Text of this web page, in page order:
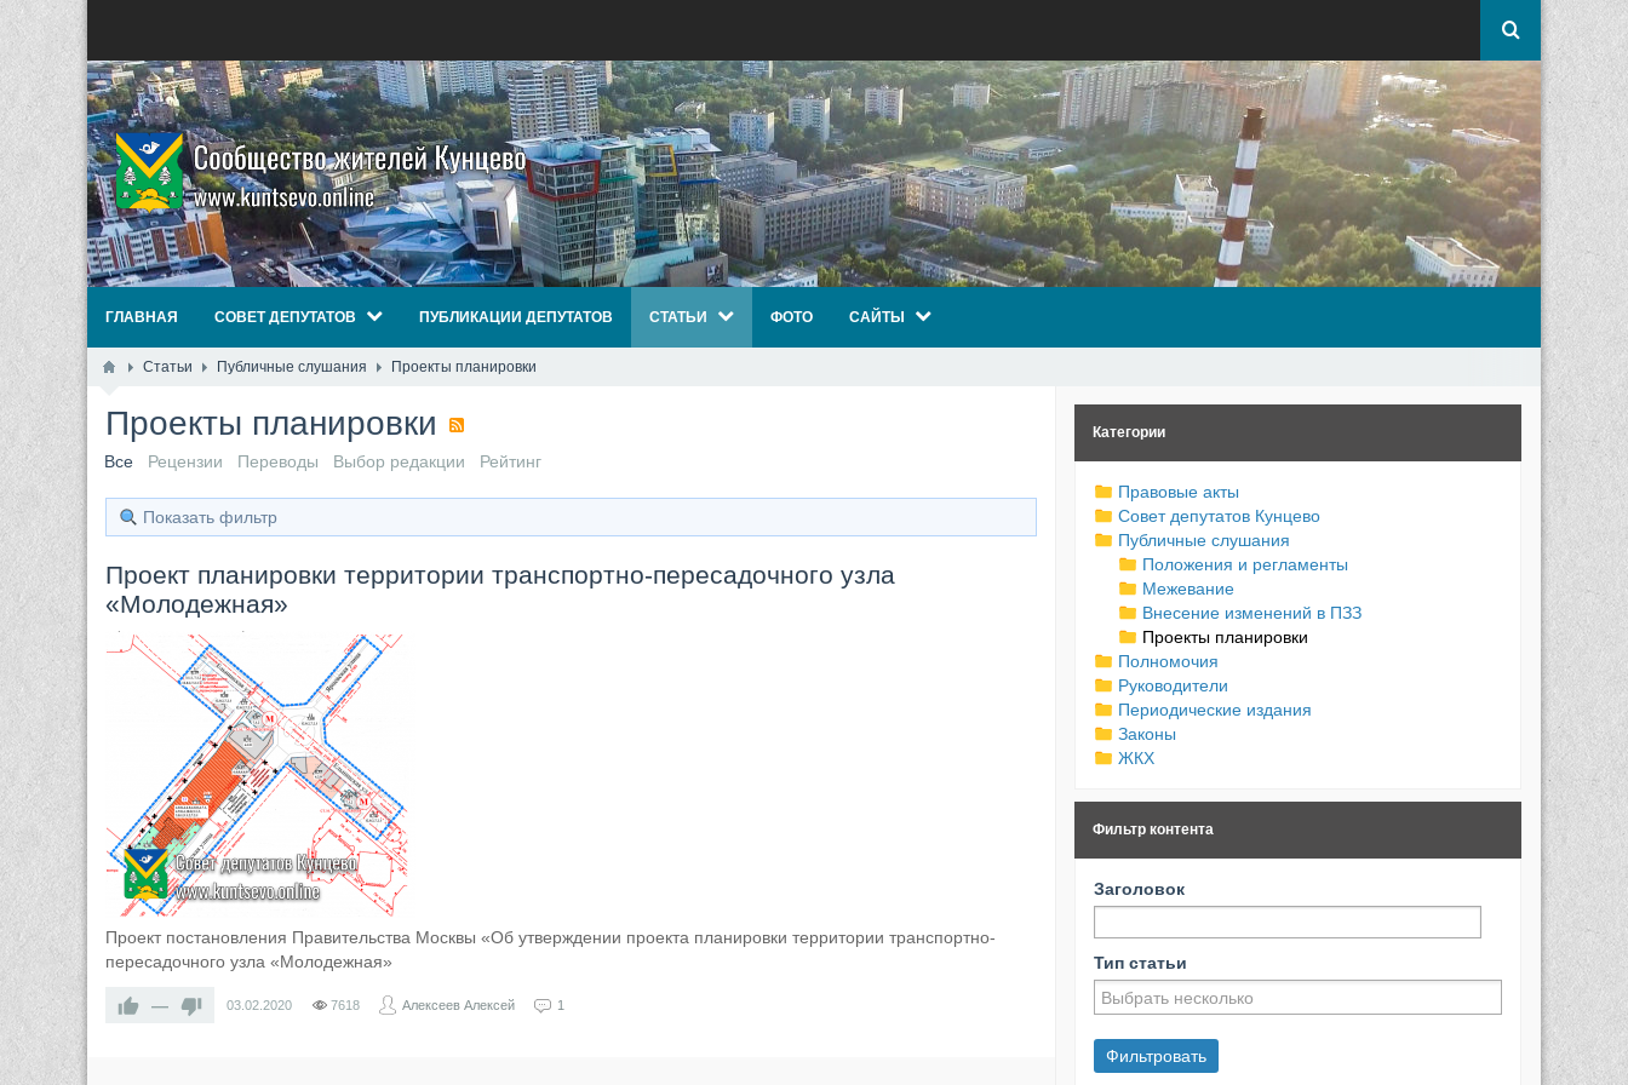
ГЛАВНАЯ СОВЕТ ДЕПУТАТОВ ПУБЛИКАЦИИ ДЕПУТАТОВ СТАТЬИ ФОТО САЙТЫ
Статьи Публичные слушания Проекты планировки
Проекты планировки
Все Рецензии Переводы Выбор редакции Рейтинг
Показать фильтр
Проект планировки территории транспортно-пересадочного узла
«Молодежная»
Проект постановления Правительства Москвы «Об утверждении проекта планировки территории транспортно-
пересадочного узла «Молодежная»
— 03.02.2020 7618 Алексеев Алексей 1
Категории
Правовые акты
Совет депутатов Кунцево
Публичные слушания
Положения и регламенты
Межевание
Внесение изменений в ПЗЗ
Проекты планировки
Полномочия
Руководители
Периодические издания
Законы
ЖКХ
Фильтр контента
Заголовок
Тип статьи